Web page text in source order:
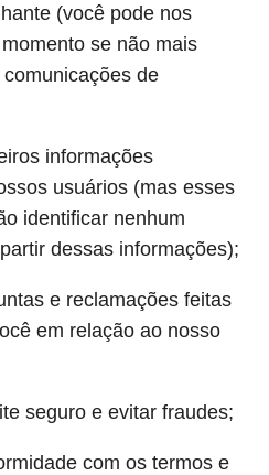
(você pode nos
se não mais
de
informações
usuários (mas esses
identificar nenhum
dessas informações);
e reclamações feitas
em relação ao nosso
seguro e evitar fraudes;
com os termos e